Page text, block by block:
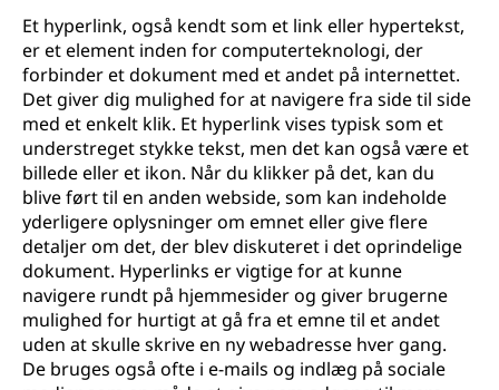
Et hyperlink, også kendt som et link eller hypertekst,
er et element inden for computerteknologi, der
forbinder et dokument med et andet på internettet.
Det giver dig mulighed for at navigere fra side til side
med et enkelt klik. Et hyperlink vises typisk som et
understreget stykke tekst, men det kan også være et
billede eller et ikon. Når du klikker på det, kan du
blive ført til en anden webside, som kan indeholde
yderligere oplysninger om emnet eller give flere
detaljer om det, der blev diskuteret i det oprindelige
dokument. Hyperlinks er vigtige for at kunne
navigere rundt på hjemmesider og giver brugerne
mulighed for hurtigt at gå fra et emne til et andet
uden at skulle skrive en ny webadresse hver gang.
De bruges også ofte i e-mails og indlæg på sociale